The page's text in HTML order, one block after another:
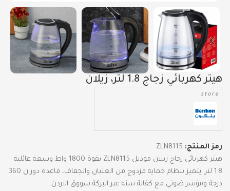
هيتر كهربائي زجاج 1.8 لتر، زيلان
store
رمز المنتج: ZLN8115
هيتر كهربائي زجاج زيلان موديل ZLN8115 بقوة 1800 واط وسعة عائلية
1.8 لتر. يتميز بنظام حماية مزدوج من الغليان والجفاف، قاعدة دوران 360
درجة ومؤشر ضوئي مع كفالة سنة عبر البركة سووق الاردن.